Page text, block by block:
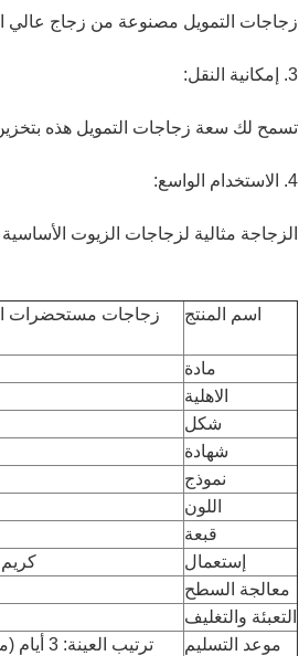
زجاجات التمويل مصنوعة من زجاج
3. إمكانية النقل:
تسمح لك سعة زجاجات التمويل هذه بتخزين
4. الاستخدام الواسع:
الزجاجة مثالية لزجاجات الزيوت
اسم المنتج
مادة
الاهلية
شكل
شهادة
نموذج
اللون
قبعة
إستعمال
معالجة السطح
التعبئة والتغليف
موعد التسليم
ترتيب العينة: 3 أيام (مخزون) 7-15 يومًا (لا يوجد مخزون أو إجراء معالجة سطحية)